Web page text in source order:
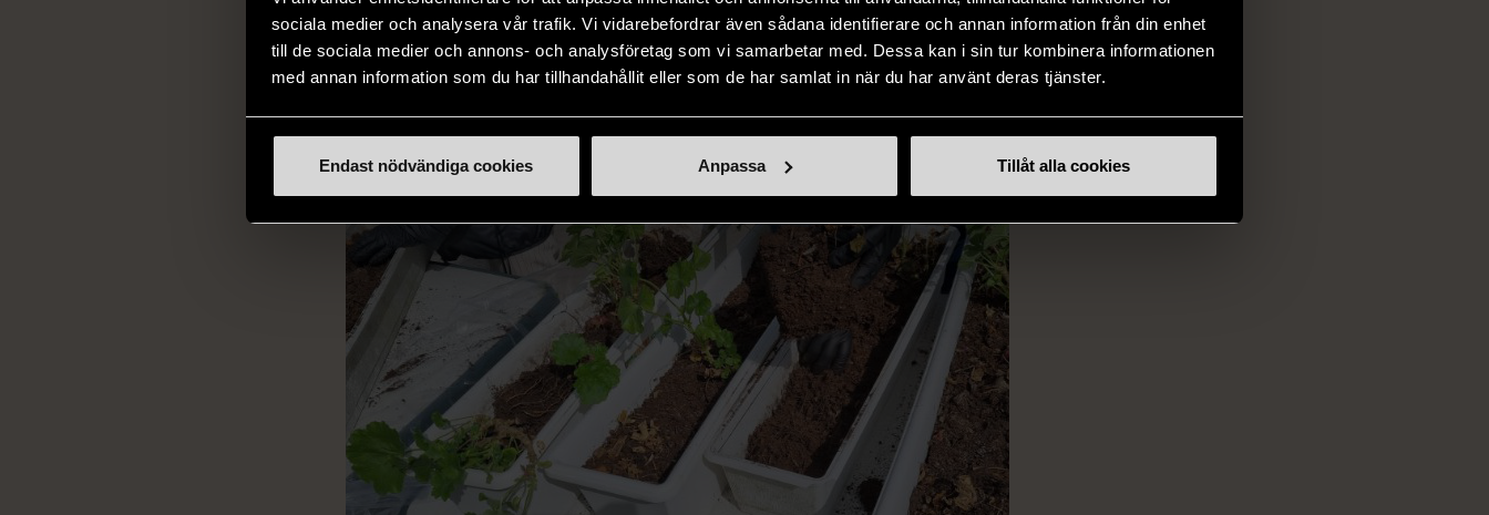
sociala medier och analysera vår trafik. Vi vidarebefordrar även sådana identifierare och annan information från din enhet
till de sociala medier och annons- och analysföretag som vi samarbetar med. Dessa kan i sin tur kombinera informationen
med annan information som du har tillhandahållit eller som de har samlat in när du har använt deras tjänster.
Endast nödvändiga cookies Anpassa Tillåt alla cookies